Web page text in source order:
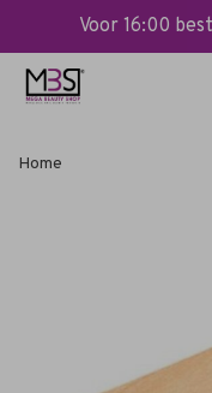
Voor 16:00
Home